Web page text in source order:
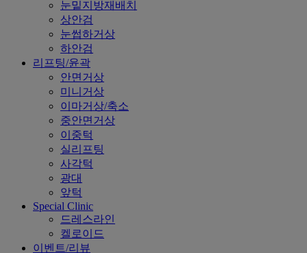
눈밑지방재배치
상안검
눈썹하거상
하안검
리프팅/윤곽
안면거상
미니거상
이마거상/축소
중안면거상
이중턱
실리프팅
사각턱
광대
앞턱
Special Clinic
드레스라인
켈로이드
이벤트/리뷰